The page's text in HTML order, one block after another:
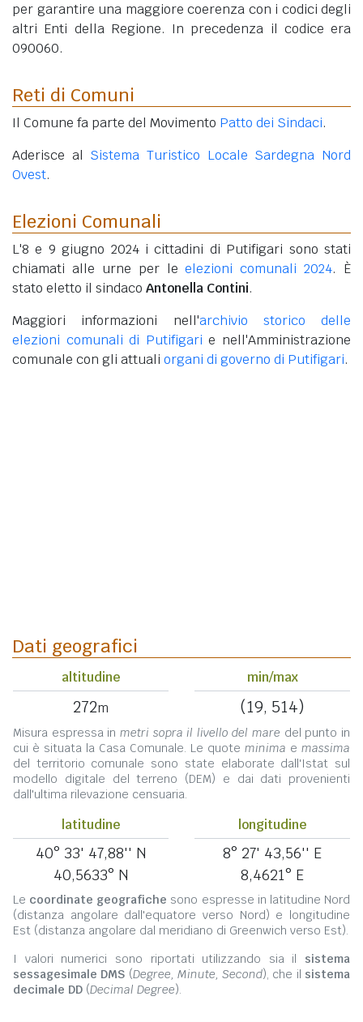
per garantire una maggiore coerenza con i codici degli
altri Enti della Regione. In precedenza il codice era
090060.
Reti di Comuni
Il Comune fa parte del Movimento Patto dei Sindaci.
Aderisce al Sistema Turistico Locale Sardegna Nord
Ovest.
Elezioni Comunali
L'8 e 9 giugno 2024 i cittadini di Putifigari sono stati
chiamati alle urne per leelezioni comunali 2024. È
stato eletto il sindaco Antonella Contini.
Maggiori informazioni nell'archivio storico delle
elezioni comunali di Putifigari e nell'Amministrazione
comunale con gli attuali organi di governo di Putifigari.
Dati geografici
altitudine
272m
min/max
(19, 514)
Misura espressa in metri sopra il livello del mare del punto in
cui è situata la Casa Comunale. Le quote minima e massima
del territorio comunale sono state elaborate dall'Istat sul
modello digitale del terreno (DEM) e dai dati provenienti
dall'ultima rilevazione censuaria.
latitudine
40° 33' 47,88'' N
40,5633° N
longitudine
8° 27' 43,56'' E
8,4621° E
Le coordinate geografiche sono espresse in latitudine Nord
(distanza angolare dall'equatore verso Nord) e longitudine
Est (distanza angolare dal meridiano di Greenwich verso Est).
I valori numerici sono riportati utilizzando sia il sistema
sessagesimale DMS (Degree, Minute, Second), che il sistema
decimale DD (Decimal Degree).